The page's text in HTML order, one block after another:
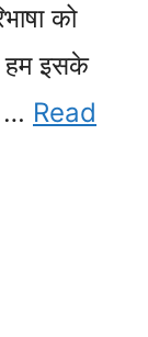
को
हम इसके
… Read